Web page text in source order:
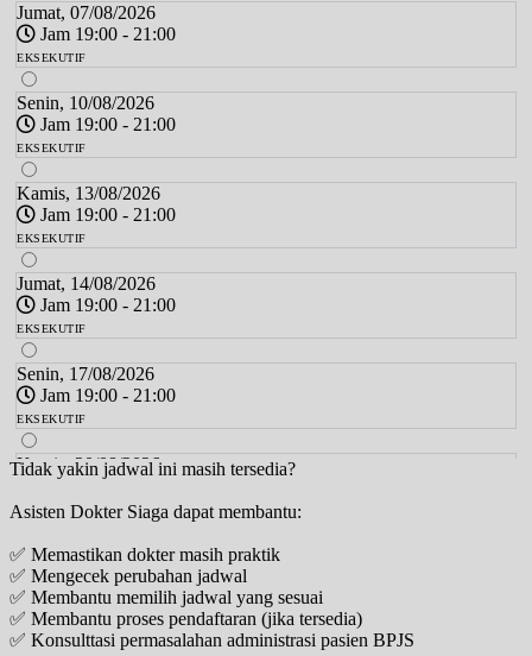
Jumat, 07/08/2026
Jam 19:00 - 21:00
EKSEKUTIF
Senin, 10/08/2026
Jam 19:00 - 21:00
EKSEKUTIF
Kamis, 13/08/2026
Jam 19:00 - 21:00
EKSEKUTIF
Jumat, 14/08/2026
Jam 19:00 - 21:00
EKSEKUTIF
Senin, 17/08/2026
Jam 19:00 - 21:00
EKSEKUTIF
Kamis, 20/08/2026
Jam 19:00 - 21:00
EKSEKUTIF
Jumat, 21/08/2026
Jam 19:00 - 21:00
EKSEKUTIF
Senin, 24/08/2026
Tidak yakin jadwal ini masih tersedia?
Asisten Dokter Siaga dapat membantu:
✅ Memastikan dokter masih praktik
✅ Mengecek perubahan jadwal
✅ Membantu memilih jadwal yang sesuai
✅ Membantu proses pendaftaran (jika tersedia)
✅ Konsulttasi permasalahan administrasi pasien BPJS